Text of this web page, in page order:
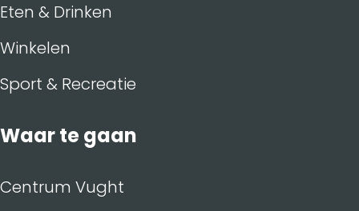
Eten & Drinken
Winkelen
Sport & Recreatie
Waar te gaan
Centrum Vught